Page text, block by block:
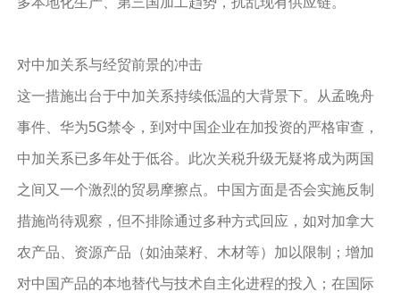
对中加关系与经贸前景的冲击
这一措施出台于中加关系持续低温的大背景下。从孟晚舟
事件、华为5G禁令，到对中国企业在加投资的严格审查，
中加关系已多年处于低谷。此次关税升级无疑将成为两国
之间又一个激烈的贸易摩擦点。中国方面是否会实施反制
措施尚待观察，但不排除通过多种方式回应，如对加拿大
农产品、资源产品（如油菜籽、木材等）加以限制；增加
对中国产品的本地替代与技术自主化进程的投入；在国际